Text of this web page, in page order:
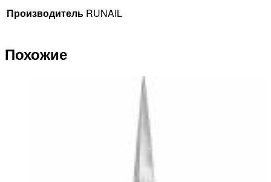
Производитель RUNAIL
Похожие